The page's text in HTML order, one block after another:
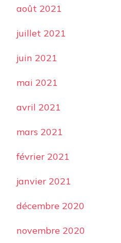
août 2021
juillet 2021
juin 2021
mai 2021
avril 2021
mars 2021
février 2021
janvier 2021
décembre 2020
novembre 2020